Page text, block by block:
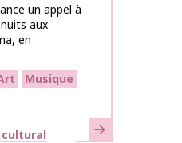
un appel à
aux
en
Musique
cultural
Learn more